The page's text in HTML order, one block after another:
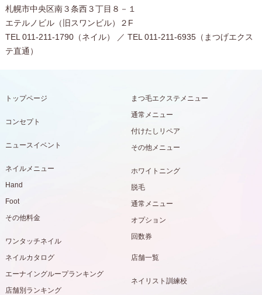
札幌市中央区南３条西３丁目８－１
エテルノビル（旧スワンビル）２F
TEL 011-211-1790（ネイル） ／ TEL 011-211-6935（まつげエクス
テ直通）
トップページ
コンセプト
ニュースイベント
ネイルメニュー
Hand
Foot
その他料金
ワンタッチネイル
まつ毛エクステメニュー
通常メニュー
付けたしリペア
その他メニュー
ホワイトニング
脱毛
通常メニュー
オプション
回数券
ネイルカタログ
エーナイングループランキング
店舗別ランキング
店舗一覧
ネイリスト訓練校